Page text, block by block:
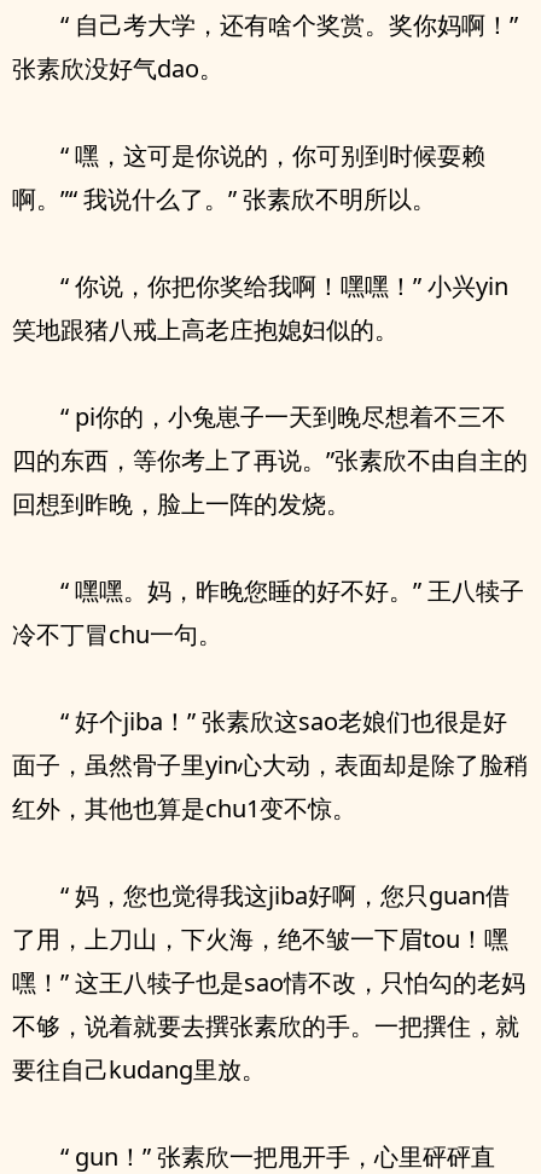
“ 自己考大学，还有啥个奖赏。奖你妈啊！”
张素欣没好气dao。
“ 嘿，这可是你说的，你可别到时候耍赖
啊。”“ 我说什么了。” 张素欣不明所以。
“ 你说，你把你奖给我啊！嘿嘿！” 小兴yin
笑地跟猪八戒上高老庄抱媳妇似的。
“ pi你的，小兔崽子一天到晚尽想着不三不
四的东西，等你考上了再说。”张素欣不由自主的
回想到昨晚，脸上一阵的发烧。
“ 嘿嘿。妈，昨晚您睡的好不好。” 王八犊子
冷不丁冒chu一句。
“ 好个jiba！” 张素欣这sao老娘们也很是好
面子，虽然骨子里yin心大动，表面却是除了脸稍
红外，其他也算是chu1变不惊。
“ 妈，您也觉得我这jiba好啊，您只guan借
了用，上刀山，下火海，绝不皱一下眉tou！嘿
嘿！” 这王八犊子也是sao情不改，只怕勾的老妈
不够，说着就要去撰张素欣的手。一把撰住，就
要往自己kudang里放。
“ gun！” 张素欣一把甩开手，心里砰砰直